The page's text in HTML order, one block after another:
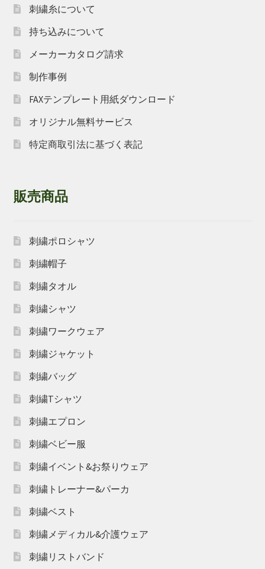
刺繍糸について
持ち込みについて
メーカーカタログ請求
制作事例
FAXテンプレート用紙ダウンロード
オリジナル無料サービス
特定商取引法に基づく表記
販売商品
刺繍ポロシャツ
刺繍帽子
刺繍タオル
刺繍シャツ
刺繍ワークウェア
刺繍ジャケット
刺繍バッグ
刺繍Tシャツ
刺繍エプロン
刺繍ベビー服
刺繍イベント&お祭りウェア
刺繍トレーナー&パーカ
刺繍ベスト
刺繍メディカル&介護ウェア
刺繍リストバンド